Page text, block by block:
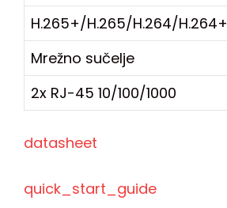
H.265+/H.265/H.264/H.264+
Mrežno sučelje
2x RJ-45 10/100/1000
datasheet
quick_start_guide